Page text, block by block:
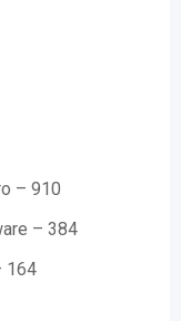
– 910
– 384
164